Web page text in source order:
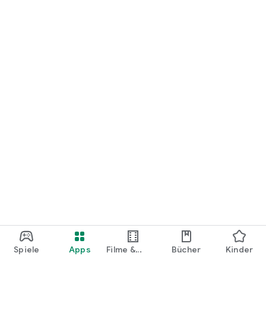
Spiele Apps
Filme &
Bücher Kinder